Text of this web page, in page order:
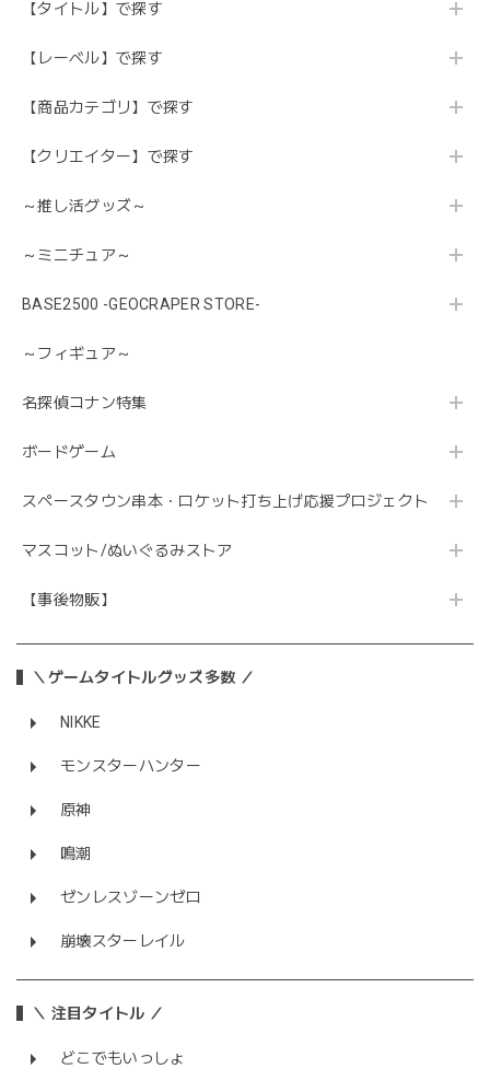
【タイトル】で探す
【レーベル】で探す
【商品カテゴリ】で探す
【クリエイター】で探す
～推し活グッズ～
～ミニチュア～
BASE2500 -GEOCRAPER STORE-
～フィギュア～
名探偵コナン特集
ボードゲーム
スペースタウン串本・ロケット打ち上げ応援プロジェクト
マスコット/ぬいぐるみストア
【事後物販】
＼ゲームタイトルグッズ多数 ／
NIKKE
モンスターハンター
原神
鳴潮
ゼンレスゾーンゼロ
崩壊スターレイル
＼ 注目タイトル ／
どこでもいっしょ